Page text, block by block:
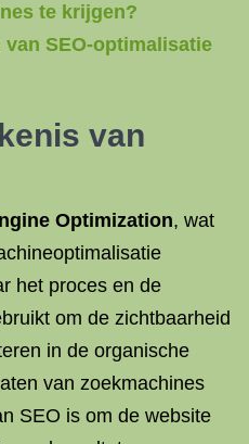
te krijgen?
SEO-optimalisatie
van
Optimization, wat
het proces en de
om de zichtbaarheid
in de organische
van zoekmachines
SEO is om de website